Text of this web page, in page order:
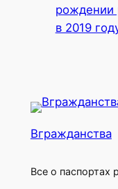
рождении
в 2019
Вгражданства
Все о паспортах